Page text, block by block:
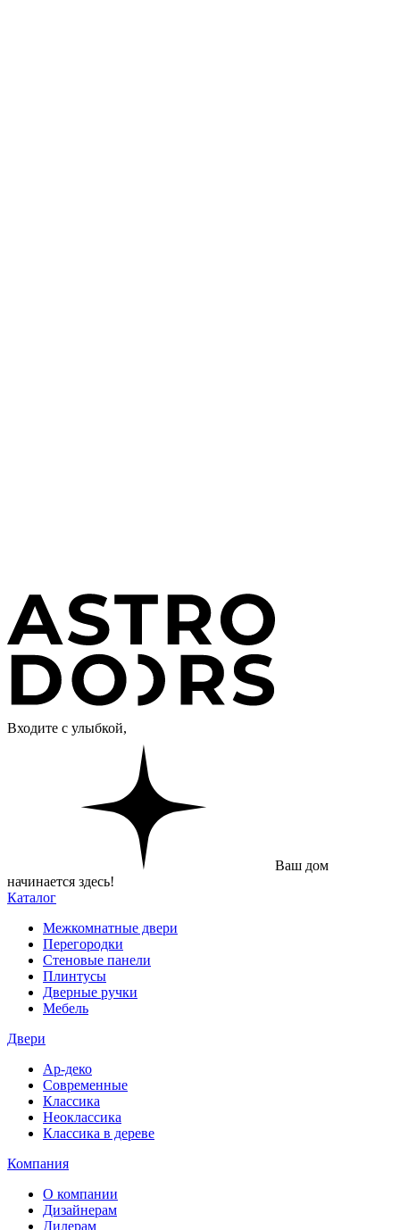
Входите с улыбкой,
Ваш дом
начинается здесь!
Каталог
Межкомнатные двери
Перегородки
Стеновые панели
Плинтусы
Дверные ручки
Мебель
Двери
Ар-деко
Современные
Классика
Неоклассика
Классика в дереве
Компания
О компании
Дизайнерам
Дилерам